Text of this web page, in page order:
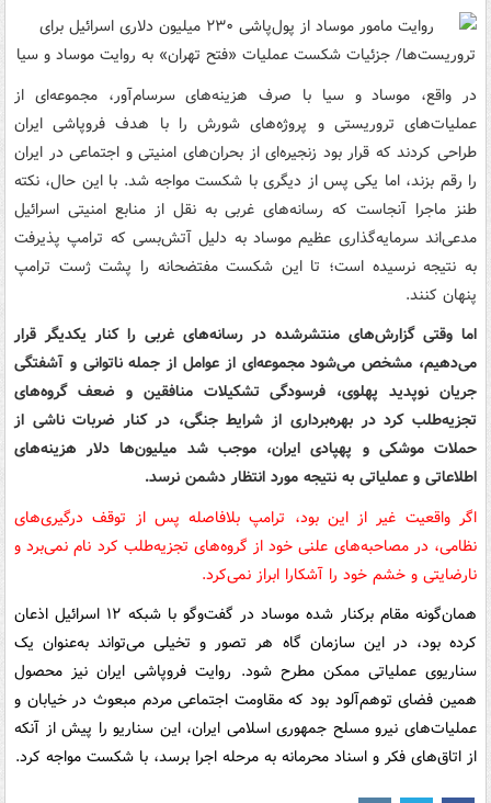
در واقع، موساد و سیا با صرف هزینه‌های سرسام‌آور، مجموعه‌ای از
عملیات‌های تروریستی و پروژه‌های شورش را با هدف فروپاشی ایران
طراحی کردند که قرار بود زنجیره‌ای از بحران‌های امنیتی و اجتماعی در ایران
را رقم بزند، اما یکی پس از دیگری با شکست مواجه شد. با این حال، نکته
طنز ماجرا آنجاست که رسانه‌های غربی به نقل از منابع امنیتی اسرائیل
مدعی‌اند سرمایه‌گذاری عظیم موساد به دلیل آتش‌بسی که ترامپ پذیرفت
به نتیجه نرسیده است؛ تا این شکست مفتضحانه را پشت ژست ترامپ
پنهان کنند.
اما وقتی گزارش‌های منتشرشده در رسانه‌های غربی را کنار یکدیگر قرار
می‌دهیم، مشخص می‌شود مجموعه‌ای از عوامل از جمله ناتوانی و آشفتگی
جریان نوپدید پهلوی، فرسودگی تشکیلات منافقین و ضعف گروه‌های
تجزیه‌طلب کرد در بهره‌برداری از شرایط جنگی، در کنار ضربات ناشی از
حملات موشکی و پهپادی ایران، موجب شد میلیون‌ها دلار هزینه‌های
اطلاعاتی و عملیاتی به نتیجه مورد انتظار دشمن نرسد.
اگر واقعیت غیر از این بود، ترامپ بلافاصله پس از توقف درگیری‌های
نظامی، در مصاحبه‌های علنی خود از گروه‌های تجزیه‌طلب کرد نام نمی‌برد و
نارضایتی و خشم خود را آشکارا ابراز نمی‌کرد.
همان‌گونه مقام برکنار شده موساد در گفت‌وگو با شبکه ۱۲ اسرائیل اذعان
کرده بود، در این سازمان گاه هر تصور و تخیلی می‌تواند به‌عنوان یک
سناریوی عملیاتی ممکن مطرح شود. روایت فروپاشی ایران نیز محصول
همین فضای توهم‌آلود بود که مقاومت اجتماعی مردم مبعوث در خیابان و
عملیات‌های نیرو مسلح جمهوری اسلامی ایران، این سناریو را پیش از آنکه
از اتاق‌های فکر و اسناد محرمانه به مرحله اجرا برسد، با شکست مواجه کرد.